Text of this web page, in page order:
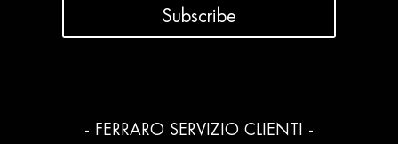
Subscribe
- FERRARO SERVIZIO CLIENTI -